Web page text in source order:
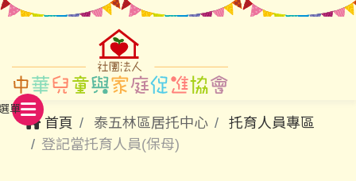
首頁 泰五林區居托中心
托育人員專區
登記當托育人員(保母)